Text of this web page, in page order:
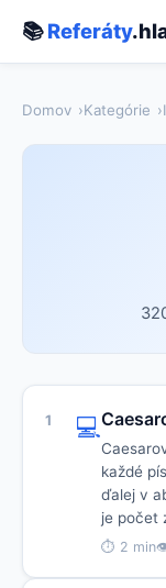
📚Referáty
Domov Kategórie
1 💻
každé
ďalej v
je počet
⏱ 2 min